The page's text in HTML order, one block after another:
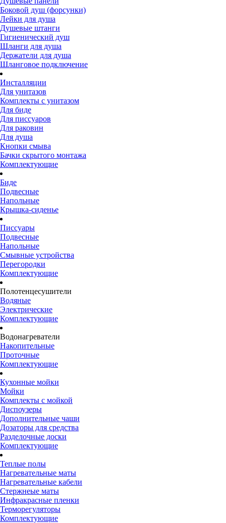
Боковой душ (форсунки)
Лейки для душа
Душевые штанги
Гигиенический душ
Шланги для душа
Держатели для душа
Шланговое подключение
Инсталляции
Для унитазов
Комплекты с унитазом
Для биде
Для писсуаров
Для раковин
Для душа
Кнопки смыва
Бачки скрытого монтажа
Комплектующие
Биде
Подвесные
Напольные
Крышка-сиденье
Писсуары
Подвесные
Напольные
Смывные устройства
Перегородки
Комплектующие
Полотенцесушители
Водяные
Электрические
Комплектующие
Водонагреватели
Накопительные
Проточные
Комплектующие
Кухонные мойки
Мойки
Комплекты с мойкой
Диспоузеры
Дополнительные чаши
Дозаторы для средства
Разделочные доски
Комплектующие
Теплые полы
Нагревательные маты
Нагревательные кабели
Стержнеые маты
Инфракрасные пленки
Терморегуляторы
Комплектующие